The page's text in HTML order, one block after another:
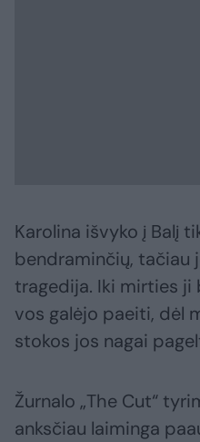
Karolina išvyko į Balį
bendraminčių, tačiau
tragedija. Iki mirties ji
vos galėjo paeiti, dėl
stokos jos nagai
Žurnalo „The Cut“
anksčiau laiminga